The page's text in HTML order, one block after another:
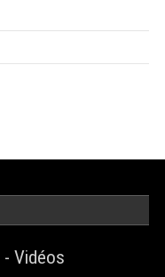
- Vidéos